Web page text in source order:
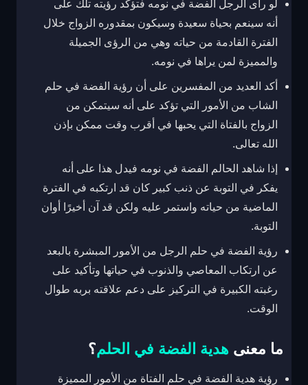
لو رأى الرجل الفضة في نومه فتؤكد رؤيته تلك على
أنه سينعم بحياة سعيدة وسيكون بمقدوره الزواج خلال
الفترة القادمة من حياته وهي من الرؤى الجميلة
والمميزة لمن يراها في نومه.
أكد العديد من المفسرين على أن رؤية الفضة في حلم
الشاب من الأمور التي تؤكد على أنه سيتمكن من
الزواج بالفتاة التي يحبها في أقرب وقت ممكن بإذن
الله تعالى.
إذا شاهد الحالم الفضة في نومه فيدل هذا على أنه
يفكر في التوبة عن ذنب كبير كان قد ارتكبه في الفترة
الماضية من حياته واستمر عليه ولكن قد آن أخيرًا أوان
التوبة.
رؤية الفضة في حلم الرجل من الأمور المبشرة بالبعد
عن ارتكاب المعاصي والذنوب في حياتها وتأكيد على
رغبته الكبيرة في التركيز على دعم علاقته بربه طوال
الوقت.
ما معنى هدية الفضة في الحلم؟
رؤية هدية الفضة في حلم الفتاة من الأمور المميزة